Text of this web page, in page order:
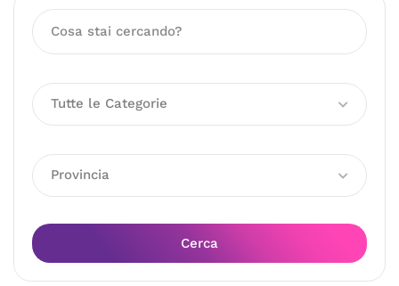
Tutte le Categorie
Provincia
Cerca